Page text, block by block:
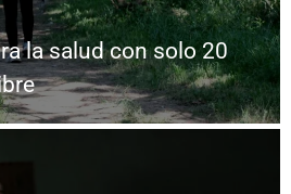
la salud con solo 20